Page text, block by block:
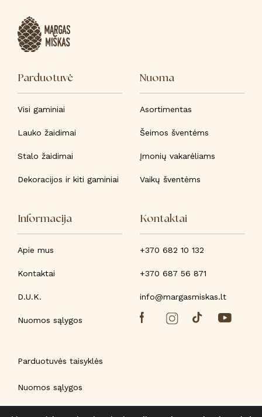
Parduotuvė
Visi gaminiai
Lauko žaidimai
Stalo žaidimai
Dekoracijos ir kiti gaminiai
Nuoma
Asortimentas
Šeimos šventėms
Įmonių vakarėliams
Vaikų šventėms
Informacija
Apie mus
Kontaktai
D.U.K.
Nuomos sąlygos
Kontaktai
+370 682 10 132
+370 687 56 871
info@margasmiskas.lt
Parduotuvės taisyklės
Nuomos sąlygos